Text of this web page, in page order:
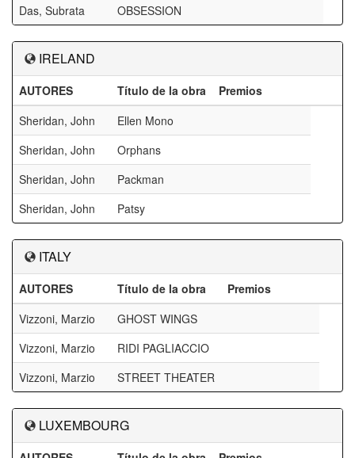
Das, Subrata
OBSESSION
IRELAND
AUTORES Título de la obra
Premios
Sheridan, John
Ellen Mono
Sheridan, John
Orphans
Sheridan, John
Packman
Sheridan, John
Patsy
ITALY
AUTORES Título de la obra
Premios
Vizzoni, Marzio
GHOST WINGS
Vizzoni, Marzio
RIDI PAGLIACCIO
Vizzoni, Marzio
STREET THEATER
LUXEMBOURG